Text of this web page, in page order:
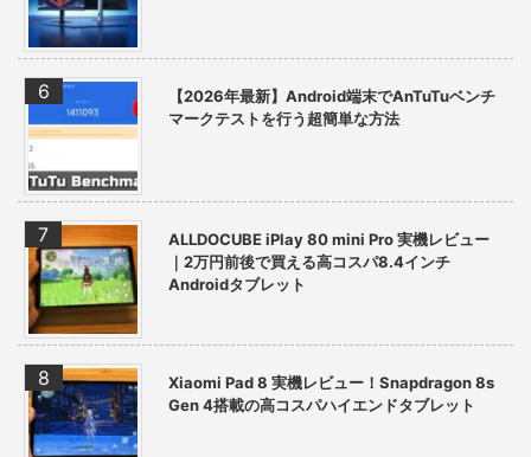
【2026年最新】Android端末でAnTuTuベンチ
マークテストを行う超簡単な方法
ALLDOCUBE iPlay 80 mini Pro 実機レビュー
｜2万円前後で買える高コスパ8.4インチ
Androidタブレット
Xiaomi Pad 8 実機レビュー！Snapdragon 8s
Gen 4搭載の高コスパハイエンドタブレット